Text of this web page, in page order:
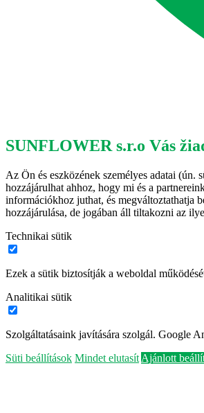
SUNFLOWER s.r.o Vás
Az Ön és eszközének személyes adatai
hozzájárulhat ahhoz, hogy mi és a
információkhoz juthat, és megváltoztathatja
hozzájárulása, de jogában áll tiltakozni az
Technikai sütik
Ezek a sütik biztosítják a weboldal
Analitikai sütik
Szolgáltatásaink javítására szolgál. Google
Süti beállítások Mindet elutasít Ajánlott